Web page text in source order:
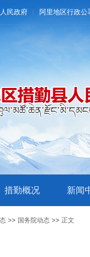
民政府 阿里地区行政公
措勤概况 新闻
>> 国务院动态 >>正文